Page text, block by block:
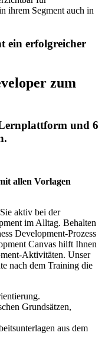
ihrem Segment auch in
ein erfolgreicher
zum
und 6
allen Vorlagen
aktiv bei der
im Alltag. Behalten
Development-Prozess
Canvas hilft Ihnen
Aktivitäten. Unser
nach dem Training die
Grundsätzen,
aus dem